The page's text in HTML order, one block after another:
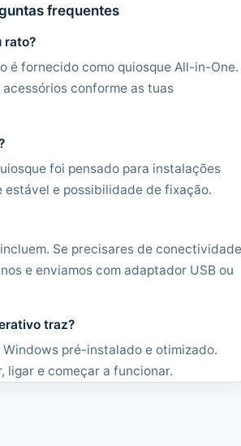
frequentes
rato?
é fornecido como quiosque All-in-One.
conforme as tuas
foi pensado para instalações
estável e possibilidade de fixação.
Se precisares de
e enviamos com adaptador USB ou
traz?
Windows pré-instalado e otimizado.
ligar e começar a funcionar.